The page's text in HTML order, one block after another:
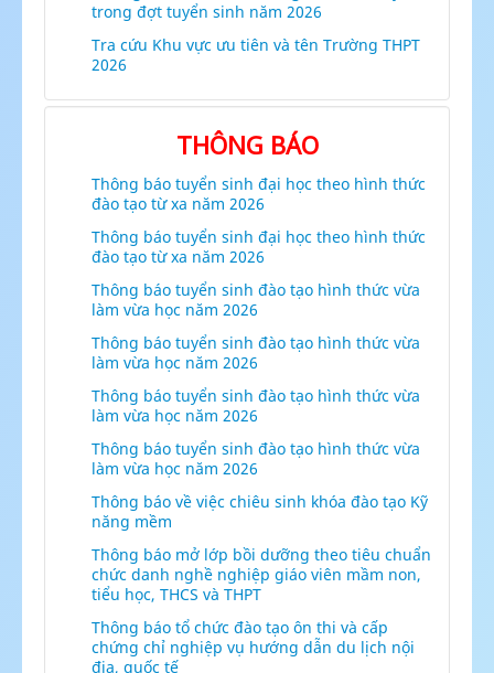
trong đợt tuyển sinh năm 2026
Tra cứu Khu vực ưu tiên và tên Trường THPT
2026
THÔNG BÁO
Thông báo tuyển sinh đại học theo hình thức
đào tạo từ xa năm 2026
Thông báo tuyển sinh đại học theo hình thức
đào tạo từ xa năm 2026
Thông báo tuyển sinh đào tạo hình thức vừa
làm vừa học năm 2026
Thông báo tuyển sinh đào tạo hình thức vừa
làm vừa học năm 2026
Thông báo tuyển sinh đào tạo hình thức vừa
làm vừa học năm 2026
Thông báo tuyển sinh đào tạo hình thức vừa
làm vừa học năm 2026
Thông báo về việc chiêu sinh khóa đào tạo Kỹ
năng mềm
Thông báo mở lớp bồi dưỡng theo tiêu chuẩn
chức danh nghề nghiệp giáo viên mầm non,
tiểu học, THCS và THPT
Thông báo tổ chức đào tạo ôn thi và cấp
chứng chỉ nghiệp vụ hướng dẫn du lịch nội
đia, quốc tế